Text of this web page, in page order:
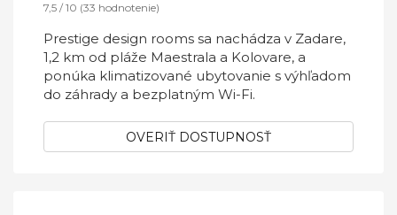
7,5 / 10 (33 hodnotenie)
Prestige design rooms sa nachádza v Zadare,
1,2 km od pláže Maestrala a Kolovare, a
ponúka klimatizované ubytovanie s výhľadom
do záhrady a bezplatným Wi-Fi.
OVERIŤ DOSTUPNOSŤ